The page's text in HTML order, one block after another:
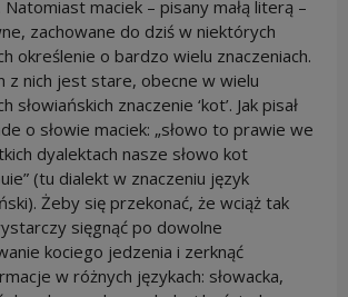
Natomiast maciek – pisany małą literą –
zachowane do dziś w niektórych
określenie o bardzo wielu znaczeniach.
z nich jest stare, obecne w wielu
słowiańskich znaczenie ‘kot’. Jak pisał
o słowie maciek: „słowo to prawie we
dyalektach nasze słowo kot
(tu dialekt w znaczeniu język
Żeby się przekonać, że wciąż tak
sięgnąć po dowolne
kociego jedzenia i zerknąć
w różnych językach: słowacka,